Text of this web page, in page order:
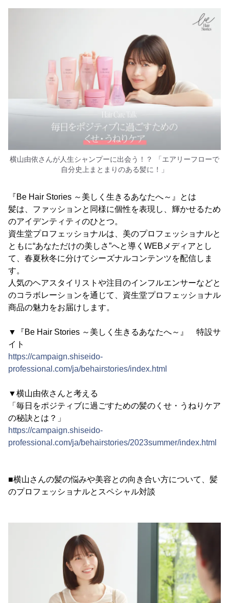
横山由依さんが人生シャンプーに出会う！？ 「エアリーフローで
自分史上まとまりのある髪に！」
『Be Hair Stories ～美しく生きるあなたへ～』とは
髪は、ファッションと同様に個性を表現し、輝かせるため
のアイデンティティのひとつ。
資生堂プロフェッショナルは、美のプロフェッショナルと
ともに“あなただけの美しさ”へと導くWEBメディアとし
て、春夏秋冬に分けてシーズナルコンテンツを配信しま
す。
人気のヘアスタイリストや注目のインフルエンサーなどと
のコラボレーションを通じて、資生堂プロフェッショナル
商品の魅力をお届けします。
▼『Be Hair Stories ～美しく生きるあなたへ～』 特設サ
イト
https://campaign.shiseido-
professional.com/ja/behairstories/index.html
▼横山由依さんと考える
「毎日をポジティブに過ごすための髪のくせ・うねりケア
の秘訣とは？」
https://campaign.shiseido-
professional.com/ja/behairstories/2023summer/index.html
■横山さんの髪の悩みや美容との向き合い方について、髪
のプロフェッショナルとスペシャル対談